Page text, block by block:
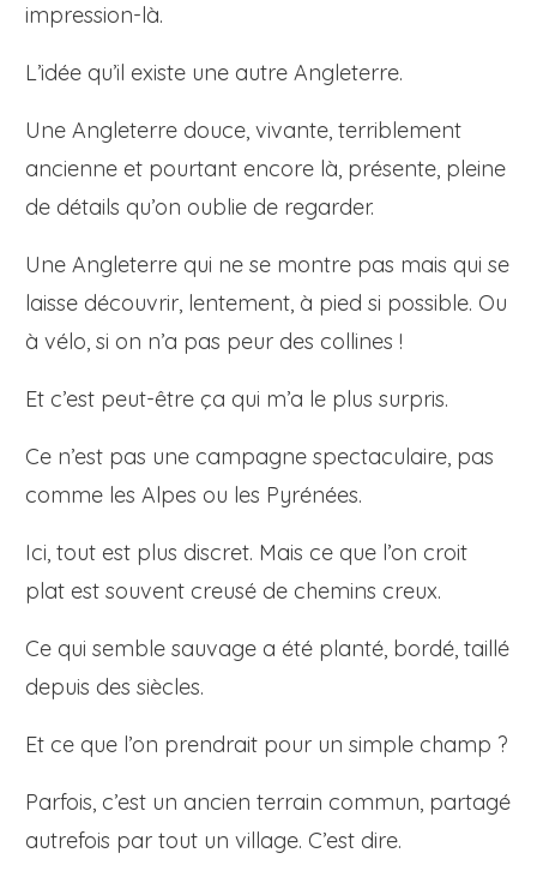
impression-là.
L’idée qu’il existe une autre Angleterre.
Une Angleterre douce, vivante, terriblement
ancienne et pourtant encore là, présente, pleine
de détails qu’on oublie de regarder.
Une Angleterre qui ne se montre pas mais qui se
laisse découvrir, lentement, à pied si possible. Ou
à vélo, si on n’a pas peur des collines !
Et c’est peut-être ça qui m’a le plus surpris.
Ce n’est pas une campagne spectaculaire, pas
comme les Alpes ou les Pyrénées.
Ici, tout est plus discret. Mais ce que l’on croit
plat est souvent creusé de chemins creux.
Ce qui semble sauvage a été planté, bordé, taillé
depuis des siècles.
Et ce que l’on prendrait pour un simple champ ?
Parfois, c’est un ancien terrain commun, partagé
autrefois par tout un village. C’est dire.